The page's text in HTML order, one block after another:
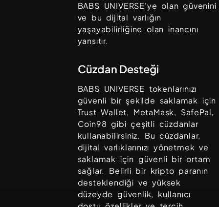
BABS UNIVERSE'ye olan güvenini
ve bu dijital varlığın
yaşayabilirliğine olan inancını
yansıtır.
Cüzdan Desteği
BABS UNIVERSE tokenlarınızı
güvenli bir şekilde saklamak için
Trust Wallet, MetaMask, SafePal,
Coin98 gibi çeşitli cüzdanlar
kullanabilirsiniz. Bu cüzdanlar,
dijital varlıklarınızı yönetmek ve
saklamak için güvenli bir ortam
sağlar. Belirli bir kripto paranın
desteklendiği ve yüksek
düzeyde güvenlik, kullanıcı